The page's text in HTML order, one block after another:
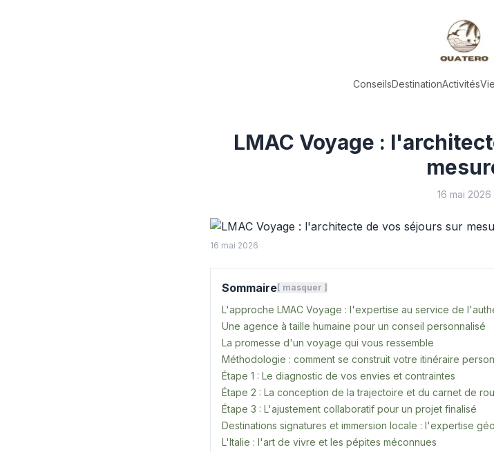
ConseilsDestinationActivités
LMAC Voyage :
16 mai 2026
16 mai 2026
Sommaire [ masquer ]
L'approche LMAC Voyage : l'expertise au service de
Une agence à taille humaine pour un conseil personnalisé
La promesse d'un voyage qui vous ressemble
Méthodologie : comment se construit votre itinéraire
Étape 1 : Le diagnostic de vos envies et contraintes
Étape 2 : La conception de la trajectoire et du carnet de
Étape 3 : L'ajustement collaboratif pour un projet finalisé
Destinations signatures et immersion locale : l'expertise
L'Italie : l'art de vivre et les pépites méconnues